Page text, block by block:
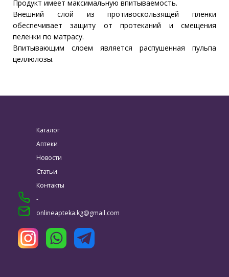
Продукт имеет максимальную впитываемость.
Внешний слой из противоскользящей пленки
обеспечивает защиту от протеканий и смещения
пеленки по матрасу.
Впитывающим слоем является распушенная пульпа
целлюлозы.
Каталог
Аптеки
Новости
Статьи
Контакты
-
onlineapteka.kg@gmail.com